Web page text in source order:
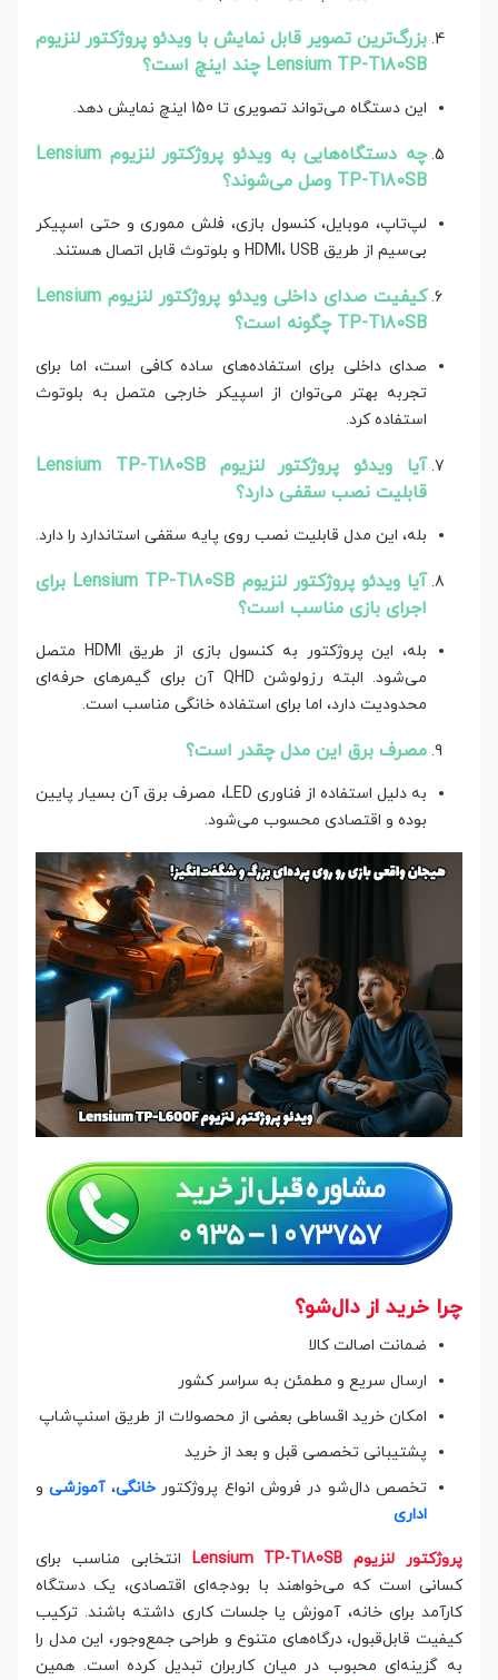
بزرگ‌ترین تصویر قابل نمایش با ویدئو پروژکتور لنزیوم
Lensium TP-T180SB چند اینچ است؟
این دستگاه می‌تواند تصویری تا 150 اینچ نمایش دهد.
چه دستگاه‌هایی به
ویدئو پروژکتور لنزیوم Lensium
TP-T180SB وصل می‌شوند؟
لپ‌تاپ، موبایل، کنسول بازی، فلش مموری و حتی اسپیکر
بی‌سیم از طریق HDMI، USB و بلوتوث قابل اتصال هستند.
کیفیت صدای داخلی ویدئو پروژکتور لنزیوم Lensium
TP-T180SB چگونه است؟
صدای داخلی برای استفاده‌های ساده کافی است، اما برای
تجربه بهتر می‌توان از اسپیکر خارجی متصل به بلوتوث
استفاده کرد.
آیا ویدئو پروژکتور لنزیوم Lensium TP-T180SB
قابلیت نصب سقفی دارد؟
بله، این مدل قابلیت نصب روی پایه سقفی استاندارد را دارد.
آیا ویدئو پروژکتور لنزیوم Lensium TP-T180SB برای
اجرای بازی مناسب است؟
بله، این پروژکتور به کنسول بازی از طریق HDMI متصل
می‌شود. البته رزولوشن QHD آن برای گیمرهای حرفه‌ای
محدودیت دارد، اما برای استفاده خانگی مناسب است.
مصرف برق این مدل چقدر است؟
به دلیل استفاده از فناوری LED، مصرف برق آن بسیار پایین
بوده و اقتصادی محسوب می‌شود.
چرا خرید از دال‌شو؟
ضمانت اصالت کالا
ارسال سریع و مطمئن به سراسر کشور
امکان خرید اقساطی بعضی از محصولات از طریق اسنپ‌شاپ
پشتیبانی تخصصی قبل و بعد از خرید
تخصص دال‌شو در فروش انواع پروژکتورخانگی،آموزشیو
اداری
پروژکتور لنزیوم Lensium TP-T180SB
انتخابی مناسب برای
کسانی است که می‌خواهند با بودجه‌ای اقتصادی، یک دستگاه
کارآمد برای خانه، آموزش یا جلسات کاری داشته باشند. ترکیب
کیفیت قابل‌قبول، درگاه‌های متنوع و طراحی جمع‌وجور، این مدل را
به گزینه‌ای محبوب در میان کاربران تبدیل کرده است. همین